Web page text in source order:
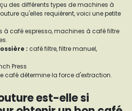
des différents types de machines à
qu'elles requièrent, voici une petite
à café espresso, machines à café filtre
: café filtre, filtre manuel,
Press
café détermine la force d'extraction.
est-elle si